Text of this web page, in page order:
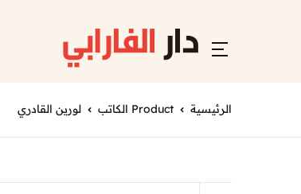
الرئيسية Product الكاتب لورين القادري